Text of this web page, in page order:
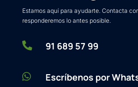
Estamos aquí para ayudarte. Contacta
responderemos lo antes posible.
 91 689 57 99
 Escríbenos por